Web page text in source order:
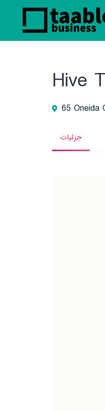
Hive
65 Oneida
جزئیات